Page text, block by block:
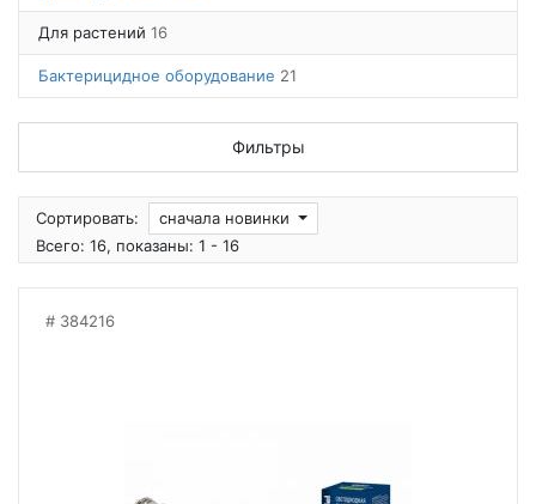
Для растений 16
Бактерицидное оборудование 21
Фильтры
Сортировать:
сначала новинки
Всего: 16, показаны: 1 - 16
384216